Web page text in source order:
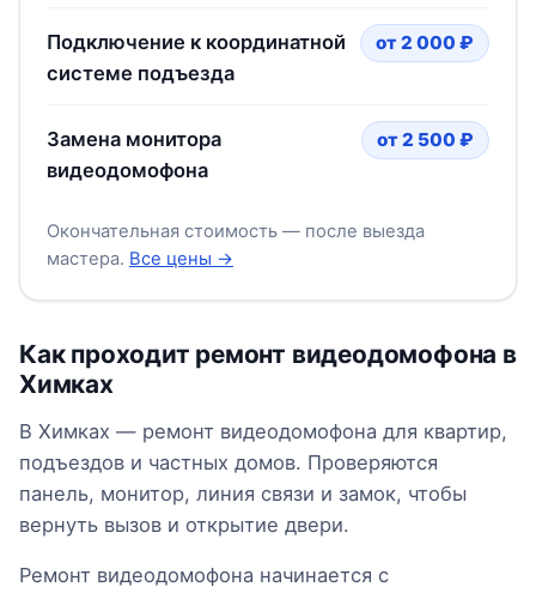
Подключение к координатной
системе подъезда
от 2 000 ₽
Замена монитора
видеодомофона
от 2 500 ₽
Окончательная стоимость — после выезда
мастера. Все цены →
Как проходит ремонт видеодомофона в
Химках
В Химках — ремонт видеодомофона для квартир,
подъездов и частных домов. Проверяются
панель, монитор, линия связи и замок, чтобы
вернуть вызов и открытие двери.
Ремонт видеодомофона начинается с